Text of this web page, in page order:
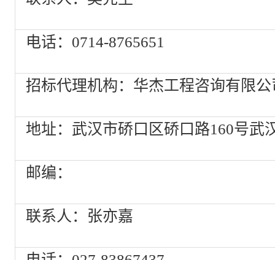
电话：0714-8765651
招标代理机构：华杰工程咨询有限公
地址：武汉市硚口区硚口路160号武
邮编：
联系人：张亦嘉